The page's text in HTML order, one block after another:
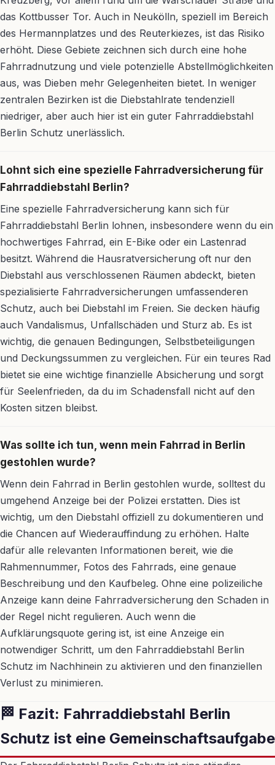
das Kottbusser Tor. Auch in Neukölln, speziell im Bereich
des Hermannplatzes und des Reuterkiezes, ist das Risiko
erhöht. Diese Gebiete zeichnen sich durch eine hohe
Fahrradnutzung und viele potenzielle Abstellmöglichkeiten
aus, was Dieben mehr Gelegenheiten bietet. In weniger
zentralen Bezirken ist die Diebstahlrate tendenziell
niedriger, aber auch hier ist ein guter Fahrraddiebstahl
Berlin Schutz unerlässlich.
Lohnt sich eine spezielle Fahrradversicherung für
Fahrraddiebstahl Berlin?
Eine spezielle Fahrradversicherung kann sich für
Fahrraddiebstahl Berlin lohnen, insbesondere wenn du ein
hochwertiges Fahrrad, ein E-Bike oder ein Lastenrad
besitzt. Während die Hausratversicherung oft nur den
Diebstahl aus verschlossenen Räumen abdeckt, bieten
spezialisierte Fahrradversicherungen umfassenderen
Schutz, auch bei Diebstahl im Freien. Sie decken häufig
auch Vandalismus, Unfallschäden und Sturz ab. Es ist
wichtig, die genauen Bedingungen, Selbstbeteiligungen
und Deckungssummen zu vergleichen. Für ein teures Rad
bietet sie eine wichtige finanzielle Absicherung und sorgt
für Seelenfrieden, da du im Schadensfall nicht auf den
Kosten sitzen bleibst.
Was sollte ich tun, wenn mein Fahrrad in Berlin
gestohlen wurde?
Wenn dein Fahrrad in Berlin gestohlen wurde, solltest du
umgehend Anzeige bei der Polizei erstatten. Dies ist
wichtig, um den Diebstahl offiziell zu dokumentieren und
die Chancen auf Wiederauffindung zu erhöhen. Halte
dafür alle relevanten Informationen bereit, wie die
Rahmennummer, Fotos des Fahrrads, eine genaue
Beschreibung und den Kaufbeleg. Ohne eine polizeiliche
Anzeige kann deine Fahrradversicherung den Schaden in
der Regel nicht regulieren. Auch wenn die
Aufklärungsquote gering ist, ist eine Anzeige ein
notwendiger Schritt, um den Fahrraddiebstahl Berlin
Schutz im Nachhinein zu aktivieren und den finanziellen
Verlust zu minimieren.
🏁 Fazit: Fahrraddiebstahl Berlin
Schutz ist eine Gemeinschaftsaufgabe